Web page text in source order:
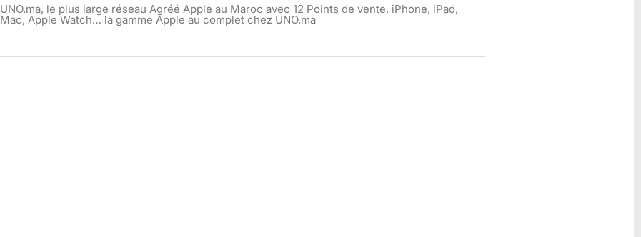
UNO.ma, le plus large réseau Agréé Apple au Maroc avec 12 Points de vente. iPhone, iPad,
Mac, Apple Watch… la gamme Apple au complet chez UNO.ma